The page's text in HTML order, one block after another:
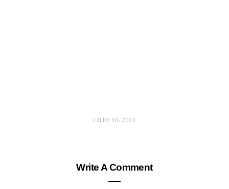
JULIO 30, 2026
Write A Comment